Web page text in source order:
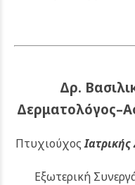
Δρ.
Πτυχιούχος
Εξωτερική